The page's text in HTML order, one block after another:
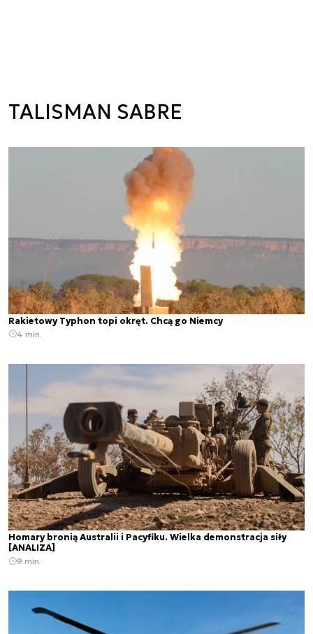
TALISMAN SABRE
Rakietowy Typhon topi okręt. Chcą go Niemcy
4 min.
Homary bronią Australii i Pacyfiku. Wielka demonstracja siły
[ANALIZA]
9 min.